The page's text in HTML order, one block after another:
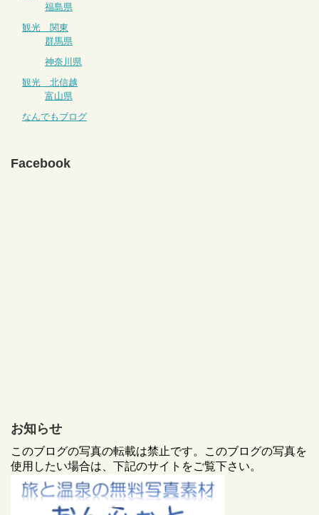
福島県
観光 関東
群馬県
神奈川県
観光 北信越
富山県
なんでもブログ
Facebook
お知らせ
このブログの写真の転載は禁止です。このブログの写真を
使用したい場合は、下記のサイトをご覧下さい。